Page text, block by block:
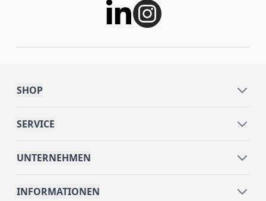
SHOP
SERVICE
UNTERNEHMEN
INFORMATIONEN